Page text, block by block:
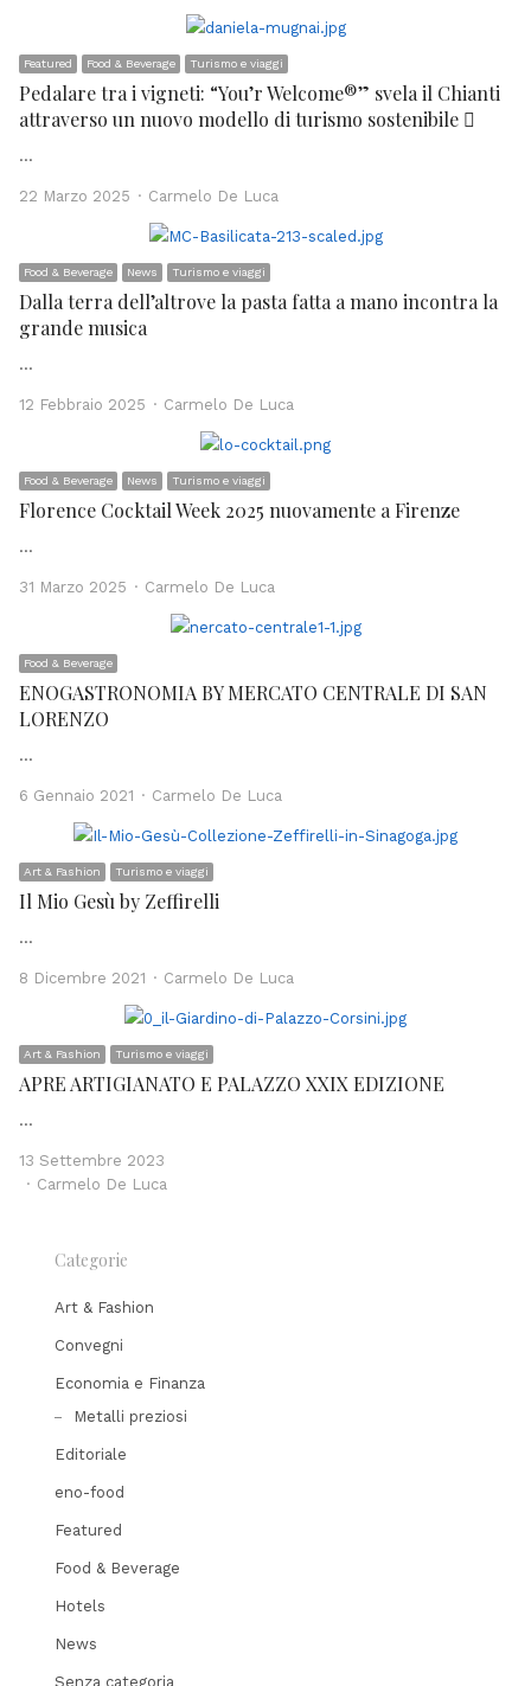
Featured Food & Beverage Turismo e viaggi
Pedalare tra i vigneti: “You’r Welcome®” svela il Chianti
attraverso un nuovo modello di turismo sostenibile 
…
22 Marzo 2025 Author
Carmelo De Luca
Food & Beverage News Turismo e viaggi
Dalla terra dell’altrove la pasta fatta a mano incontra la
grande musica
…
12 Febbraio 2025 Author
Carmelo De Luca
Food & Beverage News Turismo e viaggi
Florence Cocktail Week 2025 nuovamente a Firenze
…
31 Marzo 2025 Author
Carmelo De Luca
Food & Beverage
ENOGASTRONOMIA BY MERCATO CENTRALE DI SAN
LORENZO
…
6 Gennaio 2021 Author
Carmelo De Luca
Art & Fashion Turismo e viaggi
Il Mio Gesù by Zeffirelli
…
8 Dicembre 2021 Author
Carmelo De Luca
Art & Fashion Turismo e viaggi
APRE ARTIGIANATO E PALAZZO XXIX EDIZIONE
…
13 Settembre 2023
Author
Carmelo De Luca
Categorie
Art & Fashion
Convegni
Economia e Finanza
Metalli preziosi
Editoriale
eno-food
Featured
Food & Beverage
Hotels
News
Senza categoria